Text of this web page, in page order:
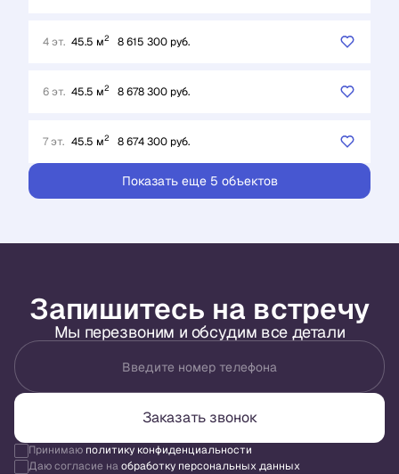
4 эт. 45.5 м2 8 615 300 руб.
6 эт. 45.5 м2 8 678 300 руб.
7 эт. 45.5 м2 8 674 300 руб.
Показать еще 5 объектов
Запишитесь на встречу
Мы перезвоним и обсудим все детали
Введите номер телефона
Заказать звонок
Принимаю политику конфиденциальности
Даю согласие наобработку персональных данных